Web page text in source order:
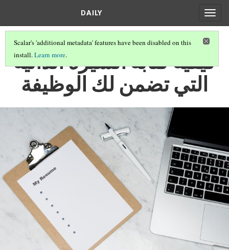
DAILY
Scalar's 'additional metadata' features have been disabled on this
install.Learn more.
كيفية كتابة السيرة الذاتية
التي تضمن لك الوظيفة